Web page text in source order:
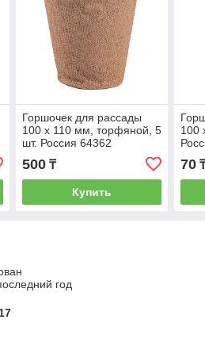
Горшочек для рассады
100 х 110 мм, торфяной, 5
шт. Россия 64362
500₸
Купить
100
70
год